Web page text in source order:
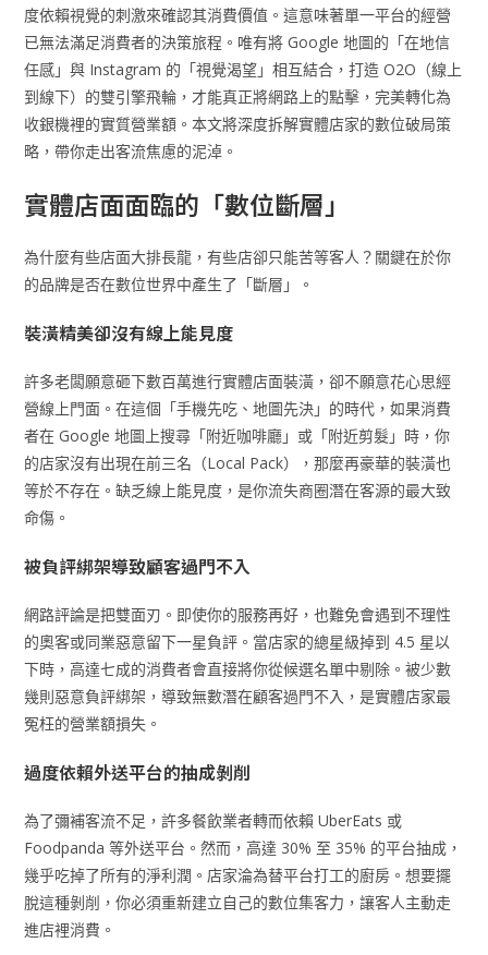
度依賴視覺的刺激來確認其消費價值。這意味著單一平台的經營
已無法滿足消費者的決策旅程。唯有將 Google 地圖的「在地信
任感」與 Instagram 的「視覺渴望」相互結合，打造 O2O（線上
到線下）的雙引擎飛輪，才能真正將網路上的點擊，完美轉化為
收銀機裡的實質營業額。本文將深度拆解實體店家的數位破局策
略，帶你走出客流焦慮的泥淖。
實體店面面臨的「數位斷層」
為什麼有些店面大排長龍，有些店卻只能苦等客人？關鍵在於你
的品牌是否在數位世界中產生了「斷層」。
裝潢精美卻沒有線上能見度
許多老闆願意砸下數百萬進行實體店面裝潢，卻不願意花心思經
營線上門面。在這個「手機先吃、地圖先決」的時代，如果消費
者在 Google 地圖上搜尋「附近咖啡廳」或「附近剪髮」時，你
的店家沒有出現在前三名（Local Pack），那麼再豪華的裝潢也
等於不存在。缺乏線上能見度，是你流失商圈潛在客源的最大致
命傷。
被負評綁架導致顧客過門不入
網路評論是把雙面刃。即使你的服務再好，也難免會遇到不理性
的奧客或同業惡意留下一星負評。當店家的總星級掉到 4.5 星以
下時，高達七成的消費者會直接將你從候選名單中剔除。被少數
幾則惡意負評綁架，導致無數潛在顧客過門不入，是實體店家最
冤枉的營業額損失。
過度依賴外送平台的抽成剝削
為了彌補客流不足，許多餐飲業者轉而依賴 UberEats 或
Foodpanda 等外送平台。然而，高達 30% 至 35% 的平台抽成，
幾乎吃掉了所有的淨利潤。店家淪為替平台打工的廚房。想要擺
脫這種剝削，你必須重新建立自己的數位集客力，讓客人主動走
進店裡消費。